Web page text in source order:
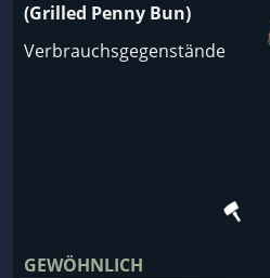
(Grilled Penny Bun)
Verbrauchsgegenstände
GEWÖHNLICH